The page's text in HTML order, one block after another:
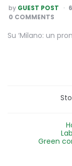
POSTED
BY
by GUEST POST
0 COMMENTS
Su ‘Milano: un
Green